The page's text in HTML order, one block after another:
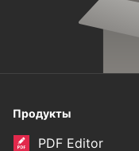
Продукты
PDF Editor